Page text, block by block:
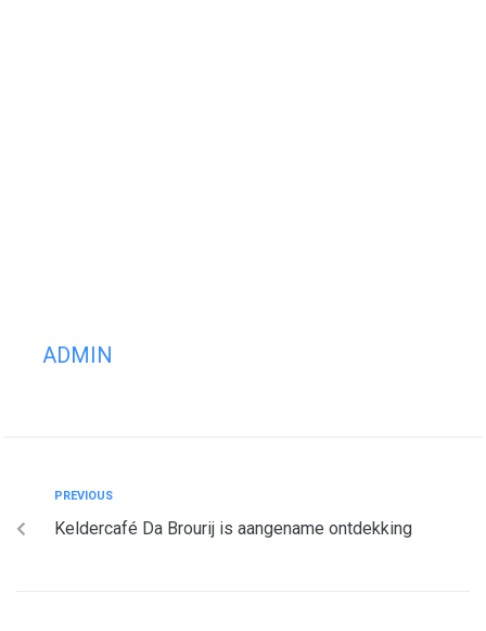
ADMIN
PREVIOUS
Keldercafé Da Brourij is aangename ontdekking